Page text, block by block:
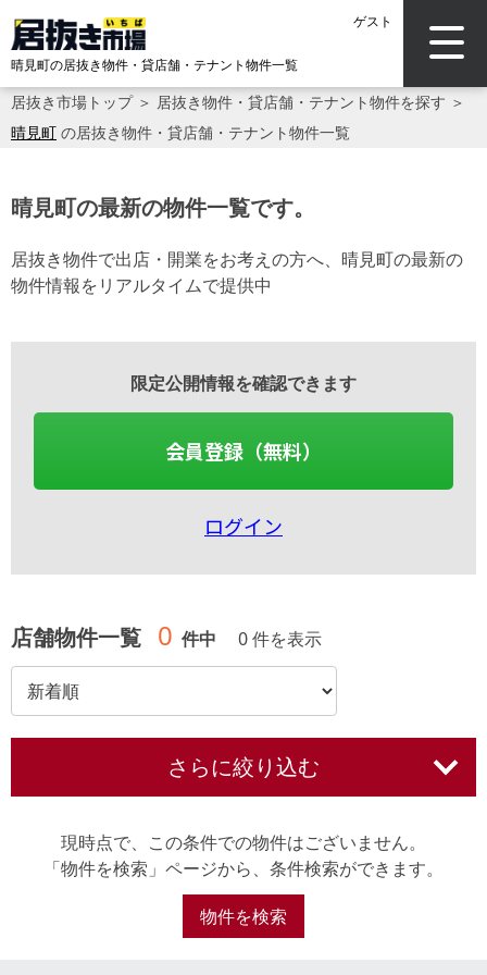
ゲスト
晴見町の居抜き物件・貸店舗・テナント物件一覧
居抜き市場トップ＞ 居抜き物件・貸店舗・テナント物件を探す ＞
晴見町 の居抜き物件・貸店舗・テナント物件一覧
晴見町の最新の物件一覧です。
居抜き物件で出店・開業をお考えの方へ、晴見町の最新の
物件情報をリアルタイムで提供中
限定公開情報を確認できます
会員登録（無料）
ログイン
店舗物件一覧 0 件中 0 件を表示
さらに絞り込む
現時点で、この条件での物件はございません。
「物件を検索」ページから、条件検索ができます。
物件を検索